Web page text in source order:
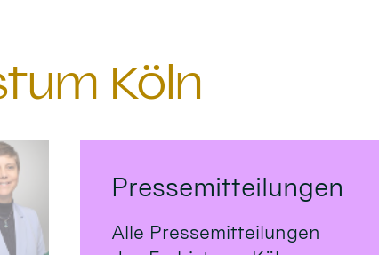
Köln
Pressemitteilungen
Alle Pressemitteilungen